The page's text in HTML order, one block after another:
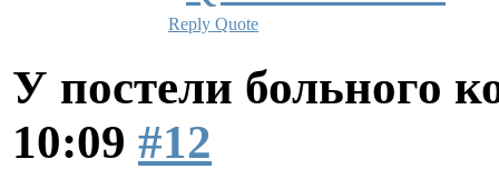
Reply Quote
У постели больного
10:09 #12